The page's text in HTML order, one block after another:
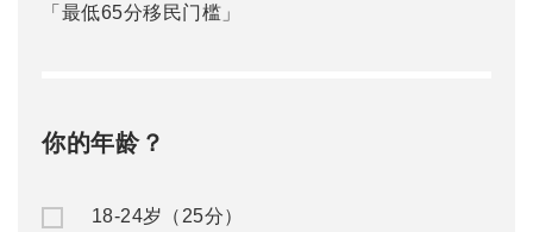
「最低65分移民门槛」
你的年龄？
18-24岁（25分）